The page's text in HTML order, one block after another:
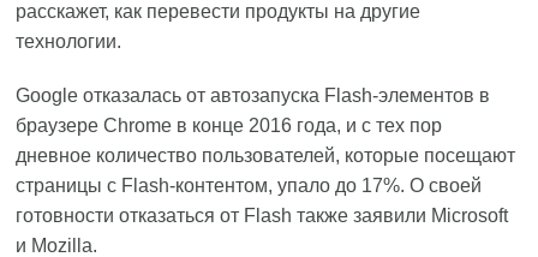
расскажет, как перевести продукты на другие
технологии.
Google отказалась от автозапуска Flash-элементов в
браузере Chrome в конце 2016 года, и с тех пор
дневное количество пользователей, которые посещают
страницы с Flash-контентом, упало до 17%. О своей
готовности отказаться от Flash также заявили Microsoft
и Mozilla.